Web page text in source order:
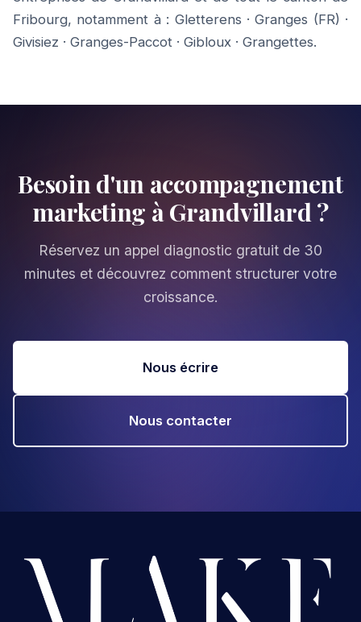
Fribourg, notamment à : Gletterens ·Granges (FR) ·
Givisiez · Granges-Paccot · Gibloux · Grangettes.
Besoin d'un accompagnement
marketing à Grandvillard ?
Réservez un appel diagnostic gratuit de 30
minutes et découvrez comment structurer votre
croissance.
Nous écrire
Nous contacter